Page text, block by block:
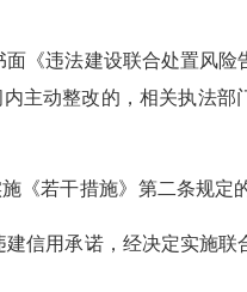
《违法建设联合处置风
主动整改的，相关执法部
《若干措施》 第二条规定
信用承诺，经决定实施